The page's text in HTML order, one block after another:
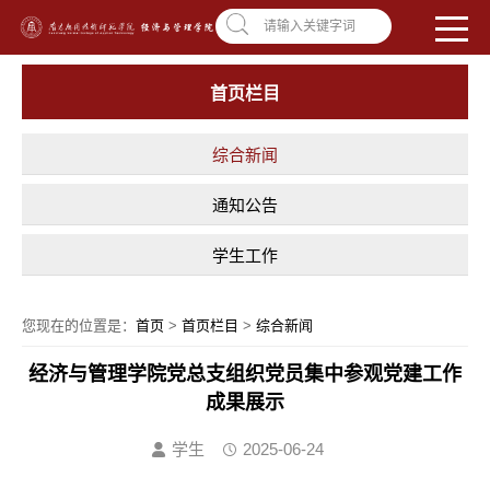
南昌应用技术师范学院，助你圆梦! 学校首页| OA系统 违反师德举报信箱
请输入关键字词
首页栏目
综合新闻
通知公告
学生工作
您现在的位置是： 首页 > 首页栏目 > 综合新闻
经济与管理学院党总支组织党员集中参观党建工作
成果展示
学生 2025-06-24